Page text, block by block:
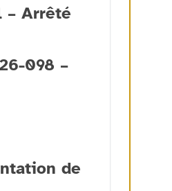
– Arrêté
098 –
de